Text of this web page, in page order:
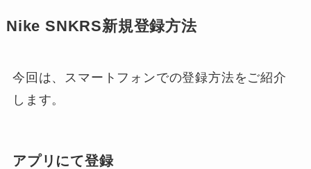
Nike SNKRS新規登録方法
今回は、スマートフォンでの登録方法をご紹介
します。
アプリにて登録